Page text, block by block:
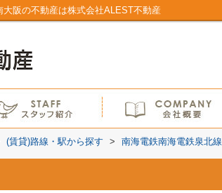
阪の不動産は株式会社ALEST不動産
(賃貸)路線・駅から探す > 南海電鉄南海電鉄泉北線